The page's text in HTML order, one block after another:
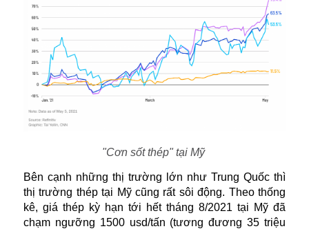
"Cơn sốt thép" tại Mỹ
Bên cạnh những thị trường lớn như Trung Quốc thì
thị trường thép tại Mỹ cũng rất sôi động. Theo thống
kê, giá thép kỳ hạn tới hết tháng 8/2021 tại Mỹ đã
chạm ngưỡng 1500 usd/tấn (tương đương 35 triệu